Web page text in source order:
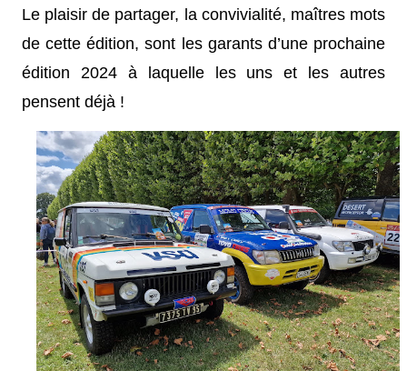
Le plaisir de partager, la convivialité, maîtres mots
de cette édition, sont les garants d’une prochaine
édition 2024 à laquelle les uns et les autres
pensent déjà !